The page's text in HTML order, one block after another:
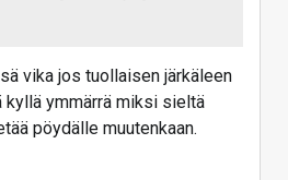
vika jos tuollaisen järkäleen
kyllä ymmärrä miksi sieltä
pöydälle muutenkaan.